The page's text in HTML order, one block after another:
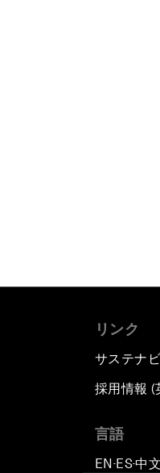
リンク
サステナ
採用情報 (
言語
EN ▪ ES▪中